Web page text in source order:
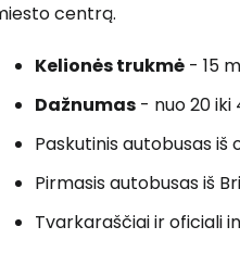
centrą.
Kelionės trukmė - 15
Dažnumas - nuo 20 iki
Paskutinis autobusas iš
Pirmasis autobusas iš
Tvarkaraščiai ir oficiali